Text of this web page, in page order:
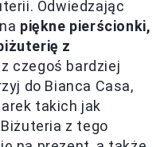
Odwiedzając
piękne pierścionki,
z
czegoś bardziej
do Bianca Casa,
takich jak
z tego